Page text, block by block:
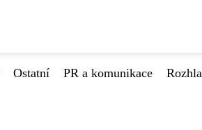
Ostatní PR a komunikace